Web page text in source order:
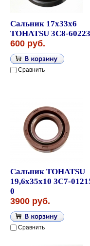
Сальник 17x33x6
TOHATSU 3C8-
600 руб.
Сравнить
Сальник TOHATSU
19,6x35x10 3C7-
0
3900 руб.
Сравнить